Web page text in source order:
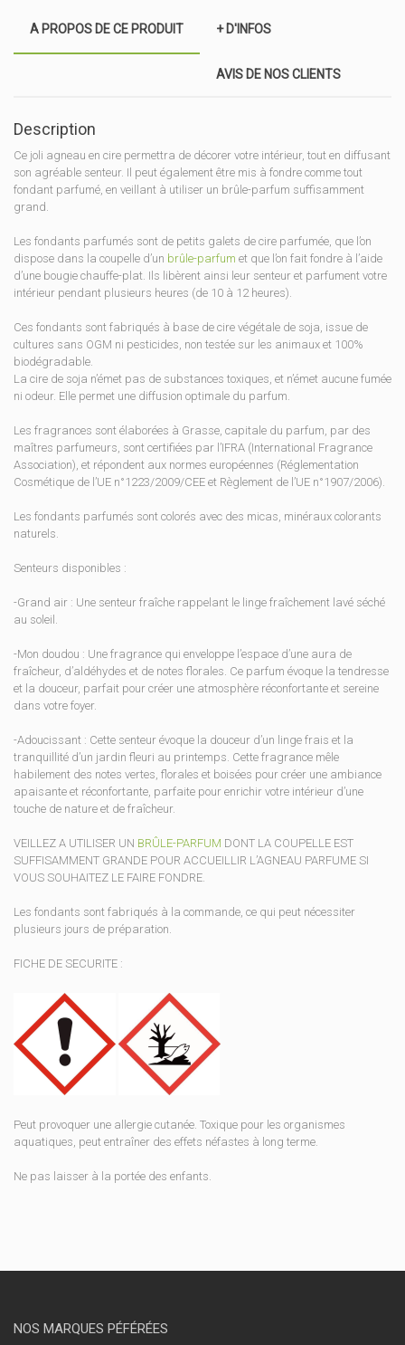
A PROPOS DE CE PRODUIT + D'INFOS
AVIS DE NOS CLIENTS
Description
Ce joli agneau en cire permettra de décorer votre intérieur, tout en diffusant
son agréable senteur. Il peut également être mis à fondre comme tout
fondant parfumé, en veillant à utiliser un brûle-parfum suffisamment
grand.
Les fondants parfumés sont de petits galets de cire parfumée, que l’on
dispose dans la coupelle d’un brûle-parfum et que l’on fait fondre à l’aide
d’une bougie chauffe-plat. Ils libèrent ainsi leur senteur et parfument votre
intérieur pendant plusieurs heures (de 10 à 12 heures).
Ces fondants sont fabriqués à base de cire végétale de soja, issue de
cultures sans OGM ni pesticides, non testée sur les animaux et 100%
biodégradable.
La cire de soja n’émet pas de substances toxiques, et n’émet aucune fumée
ni odeur. Elle permet une diffusion optimale du parfum.
Les fragrances sont élaborées à Grasse, capitale du parfum, par des
maîtres parfumeurs, sont certifiées par l’IFRA (International Fragrance
Association), et répondent aux normes européennes (Réglementation
Cosmétique de l’UE n°1223/2009/CEE et Règlement de l’UE n°1907/2006).
Les fondants parfumés sont colorés avec des micas, minéraux colorants
naturels.
Senteurs disponibles :
-Grand air : Une senteur fraîche rappelant le linge fraîchement lavé séché
au soleil.
-Mon doudou : Une fragrance qui enveloppe l’espace d’une aura de
fraîcheur, d’aldéhydes et de notes florales. Ce parfum évoque la tendresse
et la douceur, parfait pour créer une atmosphère réconfortante et sereine
dans votre foyer.
-Adoucissant : Cette senteur évoque la douceur d’un linge frais et la
tranquillité d’un jardin fleuri au printemps. Cette fragrance mêle
habilement des notes vertes, florales et boisées pour créer une ambiance
apaisante et réconfortante, parfaite pour enrichir votre intérieur d’une
touche de nature et de fraîcheur.
VEILLEZ A UTILISER UN BRÛLE-PARFUM DONT LA COUPELLE EST
SUFFISAMMENT GRANDE POUR ACCUEILLIR L’AGNEAU PARFUME SI
VOUS SOUHAITEZ LE FAIRE FONDRE.
Les fondants sont fabriqués à la commande, ce qui peut nécessiter
plusieurs jours de préparation.
FICHE DE SECURITE :
Peut provoquer une allergie cutanée. Toxique pour les organismes
aquatiques, peut entraîner des effets néfastes à long terme.
Ne pas laisser à la portée des enfants.
NOS MARQUES PÉFÉRÉES